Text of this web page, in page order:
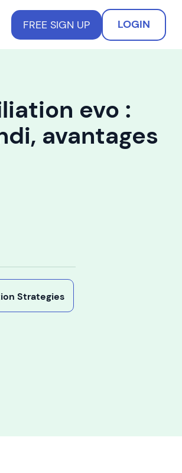
FREE SIGN UP LOGIN
evo :
avantages
Strategies